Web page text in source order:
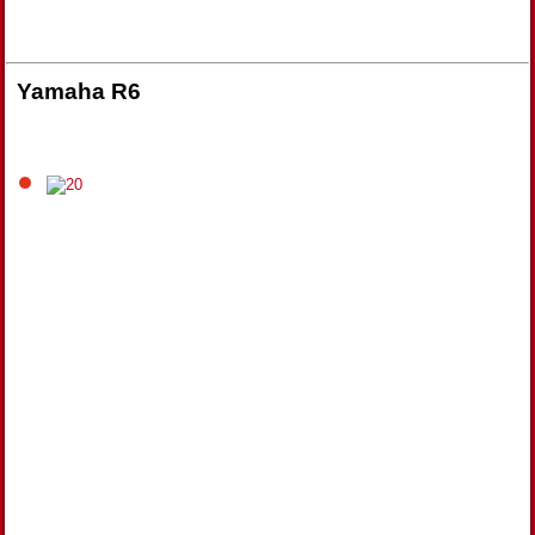
Yamaha R6